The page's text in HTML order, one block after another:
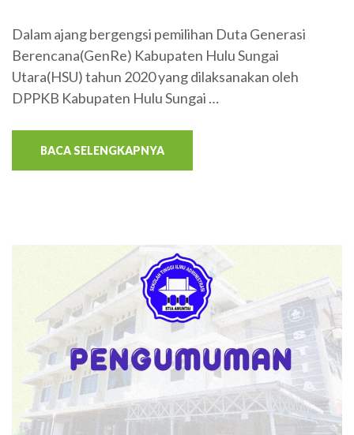
Dalam ajang bergengsi pemilihan Duta Generasi
Berencana(GenRe) Kabupaten Hulu Sungai
Utara(HSU) tahun 2020 yang dilaksanakan oleh
DPPKB Kabupaten Hulu Sungai …
BACA SELENGKAPNYA